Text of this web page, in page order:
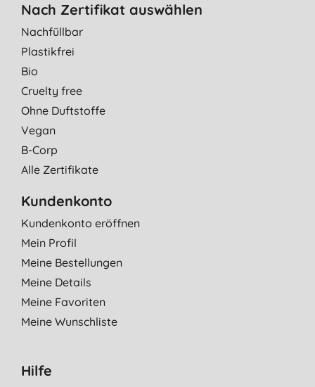
Nach Zertifikat auswählen
Nachfüllbar
Plastikfrei
Bio
Cruelty free
Ohne Duftstoffe
Vegan
B-Corp
Alle Zertifikate
Kundenkonto
Kundenkonto eröffnen
Mein Profil
Meine Bestellungen
Meine Details
Meine Favoriten
Meine Wunschliste
Hilfe